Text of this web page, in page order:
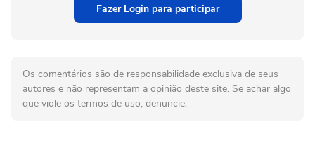
Fazer Login para participar
Os comentários são de responsabilidade exclusiva de seus
autores e não representam a opinião deste site. Se achar algo
que viole os termos de uso, denuncie.